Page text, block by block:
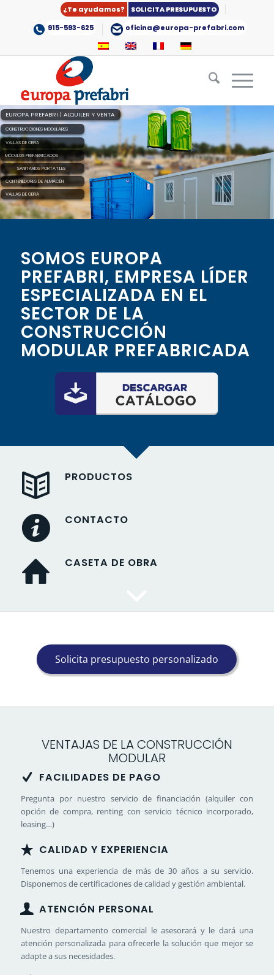
¿Te ayudamos?
SOLICITA PRESUPUESTO
915-593-625
oficina@europa-prefabri.com
EUROPA PREFABRI | ALQUILER Y VENTA
VALLAS DE OBRA
MÓDULOS PREFABRICADOS
SANITARIOS PORTATILES
CONTENEDORES DE ALMACÉN
VALLAS DE OBRA
CONSTRUCCIONES MODULARES
SOMOS EUROPA
PREFABRI, EMPRESA LÍDER
ESPECIALIZADA EN EL
SECTOR DE LA
CONSTRUCCIÓN
MODULAR PREFABRICADA
PRODUCTOS
CONTACTO
CASETA DE OBRA
Solicita presupuesto personalizado
VENTAJAS DE LA CONSTRUCCIÓN
MODULAR
FACILIDADES DE PAGO
Pregunta por nuestro servicio de financiación (alquiler con
opción de compra, renting con servicio técnico incorporado,
leasing…)
CALIDAD Y EXPERIENCIA
Tenemos una experiencia de más de 30 años a su servicio.
Disponemos de certificaciones de calidad y gestión ambiental.
ATENCIÓN PERSONAL
Nuestro departamento comercial le asesorará y le dará una
atención personalizada para ofrecerle la solución que mejor se
adapte a sus necesidades.